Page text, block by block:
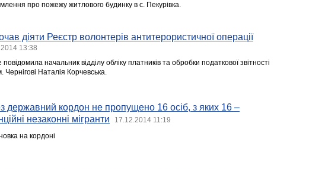
про пожежу житлового будинку в с. Пекурівка.
діяти Реєстр волонтерів антитерористичної операції
13:38
начальник відділу обліку платників та обробки податкової звітності
Чернігові Наталія Корчевська.
державний кордон не пропущено 16 осіб, з яких 16 –
незаконні мігранти
17.12.2014 11:19
на кордоні